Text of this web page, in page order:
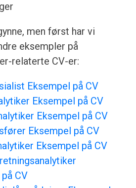
men først har vi
eksempler på
relaterte CV-er:
Eksempel på CV
Eksempel på CV
Eksempel på CV
Eksempel på CV
Eksempel på CV
CV